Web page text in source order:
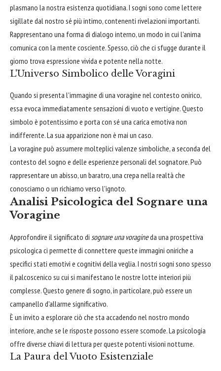
plasmano la nostra esistenza quotidiana. I sogni sono come lettere
sigillate dal nostro sé più intimo, contenenti rivelazioni importanti.
Rappresentano una forma di dialogo interno, un modo in cui l'anima
comunica con la mente cosciente. Spesso, ciò che ci sfugge durante il
giorno trova espressione vivida e potente nella notte.
L'Universo Simbolico delle Voragini
Quando si presenta l'immagine di una voragine nel contesto onirico,
essa evoca immediatamente sensazioni di vuoto e vertigine. Questo
simbolo è potentissimo e porta con sé una carica emotiva non
indifferente. La sua apparizione non è mai un caso.
La voragine può assumere molteplici valenze simboliche, a seconda del
contesto del sogno e delle esperienze personali del sognatore. Può
rappresentare un abisso, un baratro, una crepa nella realtà che
conosciamo o un richiamo verso l'ignoto.
Analisi Psicologica del Sognare una
Voragine
Approfondire il significato di sognare una voragineda una prospettiva
psicologica ci permette di connettere queste immagini oniriche a
specifici stati emotivi e cognitivi della veglia. I nostri sogni sono spesso
il palcoscenico su cui si manifestano le nostre lotte interiori più
complesse. Questo genere di sogno, in particolare, può essere un
campanello d'allarme significativo.
È un invito a esplorare ciò che sta accadendo nel nostro mondo
interiore, anche se le risposte possono essere scomode. La psicologia
offre diverse chiavi di lettura per queste potenti visioni notturne.
La Paura del Vuoto Esistenziale